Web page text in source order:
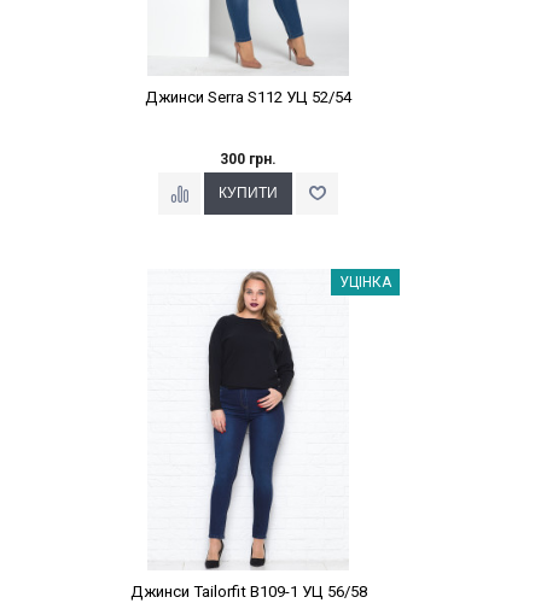
Джинси Serra S112 УЦ 52/54
300 грн.
Наклейки Варіант з % УЦІНКА
Джинси Tailorfit B109-1 УЦ 56/58